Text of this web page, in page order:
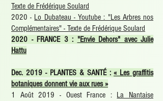
Texte de Frédérique Soulard
2020 - Lo Dubateau - Youtube : "Les Arbres nos
Complémentaires" - Texte de Frédérique Soulard
2020 - FRANCE 3 : "Envie Dehors" avec Julie
Hattu
Dec. 2019 - PLANTES & SANTÉ : « Les graffitis
botaniques donnent vie aux rues »
1 Août 2019 - Ouest France : La Nantaise